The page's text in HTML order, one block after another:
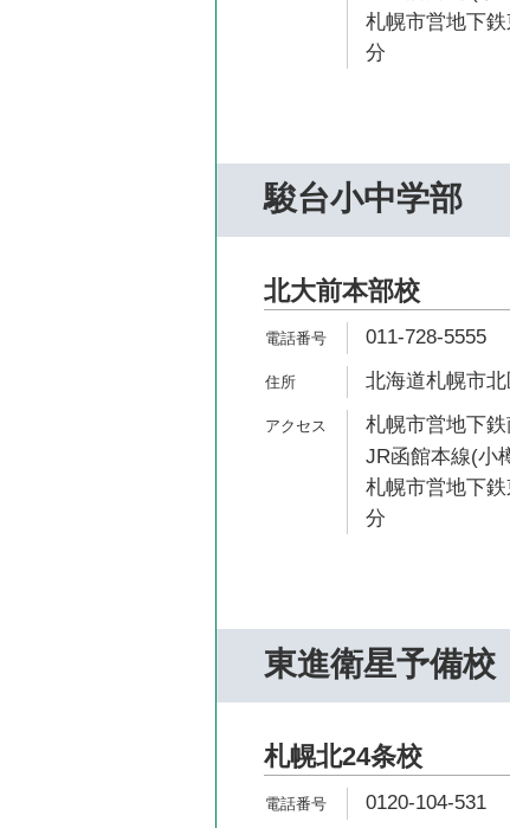
札幌市営地下
分
駿台小中学部
北大前本部校
011-728-5555
北海道札幌市
札幌市営地下
JR函館本線(小
札幌市営地下
分
東進衛星予備校
札幌北24条校
0120-104-531